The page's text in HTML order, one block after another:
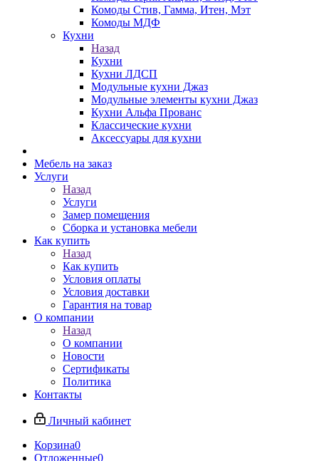
Комоды Стив, Гамма, Итен, Мэт
Комоды МДФ
Кухни
Назад
Кухни
Кухни ЛДСП
Модульные кухни Джаз
Модульные элементы кухни Джаз
Кухни Альфа Прованс
Классические кухни
Аксессуары для кухни
Мебель на заказ
Услуги
Назад
Услуги
Замер помещения
Сборка и установка мебели
Как купить
Назад
Как купить
Условия оплаты
Условия доставки
Гарантия на товар
О компании
Назад
О компании
Новости
Сертификаты
Политика
Контакты
Личный кабинет
Корзина0
Отложенные0